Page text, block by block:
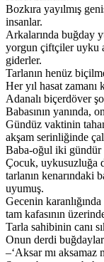
Bozkıra yayılmış
insanlar.
Arkalarında buğday
yorgun çiftçiler uyku
giderler.
Tarlanın henüz
Her yıl hasat zamanı
Adanalı biçerdöver
Babasının yanında,
Gündüz vaktinin
akşam serinliğinde
Baba-oğul iki gündür
Çocuk, uykusuzluğa
tarlanın kenarındaki
uyumuş.
Gecenin
tam kafasının
Tarla sahibinin canı
Onun derdi
–‘Aksar mı aksamaz